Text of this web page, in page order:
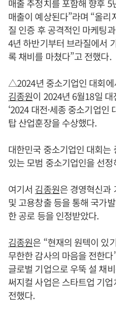
매출 추정치를 포함해 향후
매출이 예상된다”라며 “올리
질 인증 후 공격적인 마케팅
4년 하반기부터 브라질에서
록 채비를 마쳤다”고 전했다.
△2024년 중소기업인 대회
김종원이 2024년 6월18일
‘2024 대전·세종 중소기업인
탑 산업훈장을 수상했다.
대한민국 중소기업인 대회는
있는 모범 중소기업인을 선
여기서 김종원은 경영혁신과
및 고용창출 등을 통해 국가
한 공로 등을 인정받았다.
김종원은 “현재의 원텍이 있
무한한 감사의 마음을 전한
글로벌 기업으로 우뚝 설 채
써지컬 사업은 스타트업 기
전했다.